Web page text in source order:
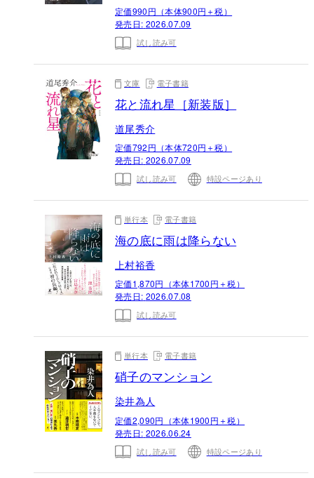
定価990円（本体900円＋税）
発売日: 2026.07.09
試し読み可
文庫 電子書籍
花と流れ星［新装版］
道尾秀介
定価792円（本体720円＋税）
発売日: 2026.07.09
試し読み可 特設ページあり
単行本 電子書籍
海の底に雨は降らない
上村裕香
定価1,870円（本体1700円＋税）
発売日: 2026.07.08
試し読み可
単行本 電子書籍
硝子のマンション
染井為人
定価2,090円（本体1900円＋税）
発売日: 2026.06.24
試し読み可 特設ページあり